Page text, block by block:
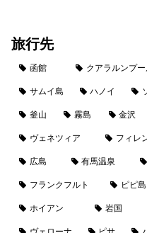
旅行先
函館 クアラルンプ
サムイ島 ハノイ
釜山 霧島 金沢
ヴェネツィア フィレ
広島 有馬温泉
フランクフルト ピピ島
ホイアン 岩国